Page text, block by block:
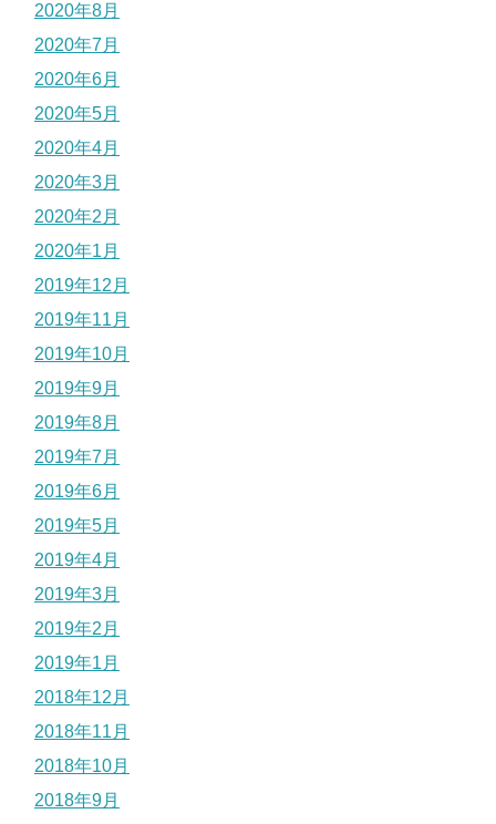
2020年8月
2020年7月
2020年6月
2020年5月
2020年4月
2020年3月
2020年2月
2020年1月
2019年12月
2019年11月
2019年10月
2019年9月
2019年8月
2019年7月
2019年6月
2019年5月
2019年4月
2019年3月
2019年2月
2019年1月
2018年12月
2018年11月
2018年10月
2018年9月